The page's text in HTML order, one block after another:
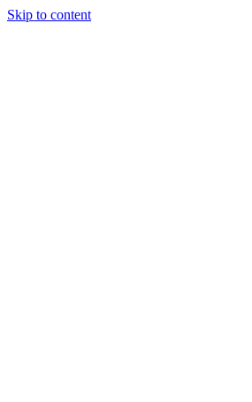
Skip to content